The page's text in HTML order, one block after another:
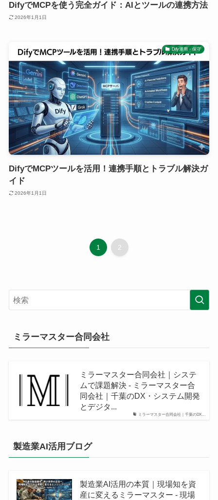
DifyでMCPを使う完全ガイド：AIとツールの連携方法
2026年1月1日
Dify運用・保守
DifyでMCPツールを活用！連携手順とトラブル解決ガ
イド
2026年1月1日
1 2
ミラーマスター合同会社
ミラーマスター合同会社｜千葉のDX...
ミラーマスター合同会社｜システ
ムで課題解決 - ミラーマスター合
同会社｜千葉のDX・システム開発
とデジタ...
製造業AI活用ブログ
製造業AI活用の本質｜現場知を資
産に変えるミラーマスター - 現場